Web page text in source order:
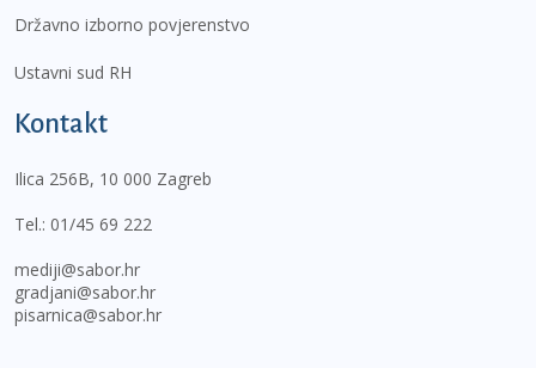
Državno izborno povjerenstvo
Ustavni sud RH
Kontakt
Ilica 256B, 10 000 Zagreb
Tel.: 01/45 69 222
mediji@sabor.hr
gradjani@sabor.hr
pisarnica@sabor.hr